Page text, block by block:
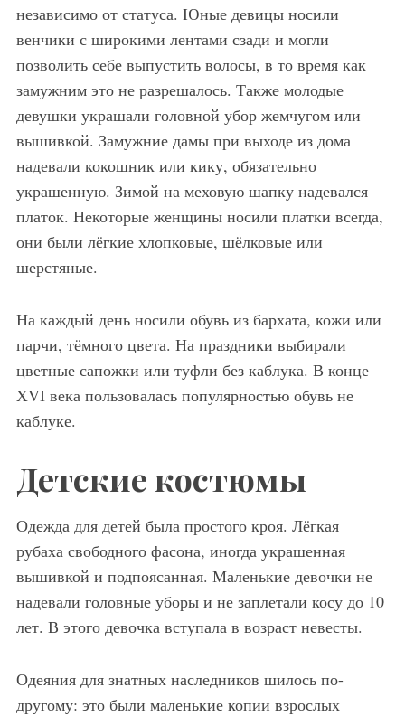
независимо от статуса. Юные девицы носили
венчики с широкими лентами сзади и могли
позволить себе выпустить волосы, в то время как
замужним это не разрешалось. Также молодые
девушки украшали головной убор жемчугом или
вышивкой. Замужние дамы при выходе из дома
надевали кокошник или кику, обязательно
украшенную. Зимой на меховую шапку надевался
платок. Некоторые женщины носили платки всегда,
они были лёгкие хлопковые, шёлковые или
шерстяные.
На каждый день носили обувь из бархата, кожи или
парчи, тёмного цвета. На праздники выбирали
цветные сапожки или туфли без каблука. В конце
XVI века пользовалась популярностью обувь не
каблуке.
Детские костюмы
Одежда для детей была простого кроя. Лёгкая
рубаха свободного фасона, иногда украшенная
вышивкой и подпоясанная. Маленькие девочки не
надевали головные уборы и не заплетали косу до 10
лет. В этого девочка вступала в возраст невесты.
Одеяния для знатных наследников шилось по-
другому: это были маленькие копии взрослых